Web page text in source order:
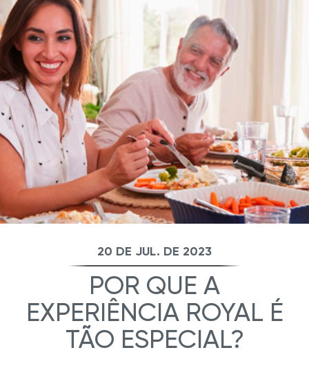
20 DE JUL. DE 2023
POR QUE A
EXPERIÊNCIA ROYAL É
TÃO ESPECIAL?